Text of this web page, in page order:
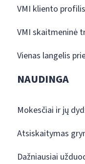
VMI kliento profilis
VMI skaitmeninė
Vienas langelis
NAUDINGA
Mokesčiai ir jų
Atsiskaitymas
Dažniausiai